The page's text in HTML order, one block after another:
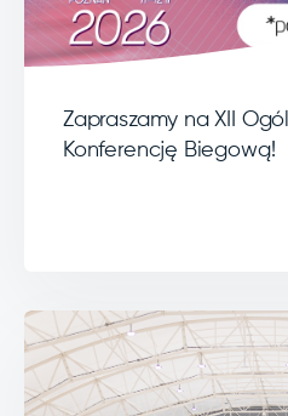
Zapraszamy na XII
Konferencję Biegową!